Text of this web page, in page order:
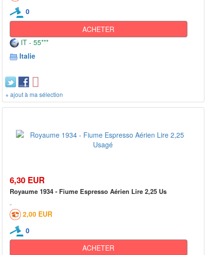
0
ACHETER
IT - 55***
Italie
+ ajout à ma sélection
6,30 EUR
Royaume 1934 - Fiume Espresso Aérien Lire 2,25 Us
2,00 EUR
0
ACHETER